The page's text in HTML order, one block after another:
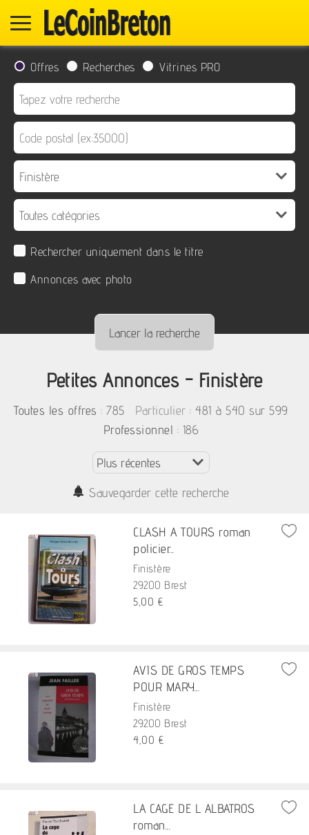
Offres Recherches Vitrines PRO
Rechercher uniquement dans le titre
Annonces avec photo
Petites Annonces - Finistère
Toutes les offres :785 Particulier : 481 à 540 sur 599
Professionnel : 186
Sauvegarder cette recherche
CLASH A TOURS roman
policier...
Finistère
29200 Brest
5,00 €
AVIS DE GROS TEMPS
POUR MARY...
Finistère
29200 Brest
4,00 €
LA CAGE DE L ALBATROS
roman...